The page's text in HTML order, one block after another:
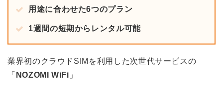
用途に合わせた6つのプラン
1週間の短期からレンタル可能
業界初のクラウドSIMを利用した次世代サービスの
「 NOZOMI WiFi 」